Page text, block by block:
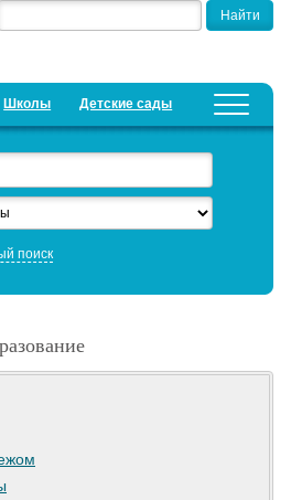
Школы Детские сады
поиск